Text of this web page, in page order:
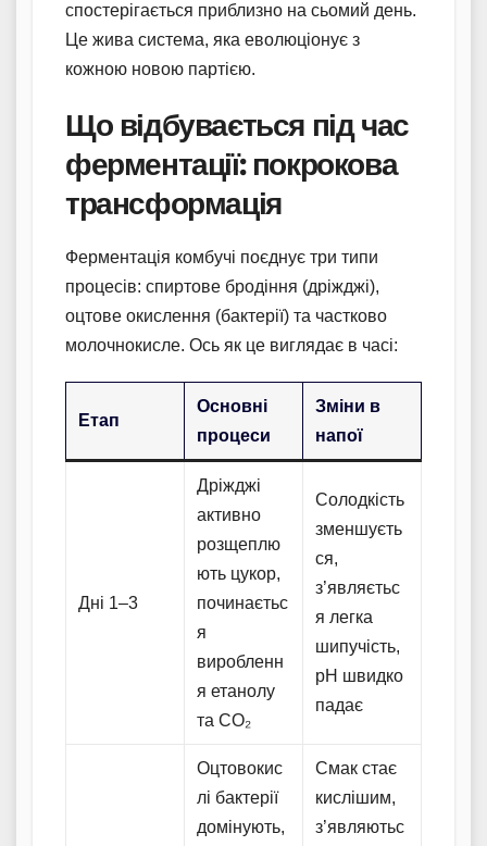
спостерігається приблизно на сьомий день.
Це жива система, яка еволюціонує з
кожною новою партією.
Що відбувається під час
ферментації: покрокова
трансформація
Ферментація комбучі поєднує три типи
процесів: спиртове бродіння (дріжджі),
оцтове окислення (бактерії) та частково
молочнокисле. Ось як це виглядає в часі:
Етап
Основні
процеси
Зміни в
напої
Дні 1–3
Дріжджі
активно
розщеплю
ють цукор,
починаєтьс
я
виробленн
я етанолу
та CO₂
Солодкість
зменшуєть
ся,
з’являєтьс
я легка
шипучість,
pH швидко
падає
Оцтовокис
лі бактерії
домінують,
Смак стає
кислішим,
з’являютьс